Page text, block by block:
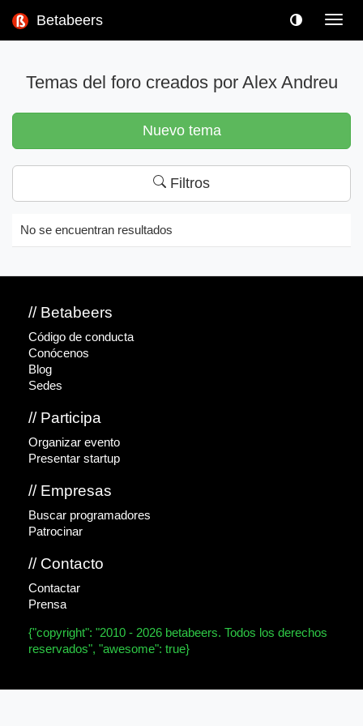
Betabeers
Temas del foro creados por Alex Andreu
Nuevo tema
Filtros
No se encuentran resultados
// Betabeers
Código de conducta
Conócenos
Blog
Sedes
// Participa
Organizar evento
Presentar startup
// Empresas
Buscar programadores
Patrocinar
// Contacto
Contactar
Prensa
{"copyright": "2010 - 2026 betabeers. Todos los derechos
reservados", "awesome": true}